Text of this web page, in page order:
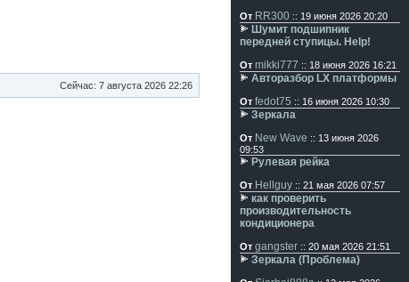
Сейчас: 7 августа 2026 22:26
От RR300 :: 19 июня 2026 20:20
Шумит подшипник
передней ступицы. Help!
От mikki777 :: 18 июня 2026 16:21
Авторазбор LX платформы
От fedot75 :: 16 июня 2026 10:30
Зеркала
От New Wave :: 13 июня 2026
09:53
Рулевая рейка
От Hellguy :: 21 мая 2026 07:57
как проверить
производительность
кондиционера
От gangster :: 20 мая 2026 21:51
Зеркала (Проблема)